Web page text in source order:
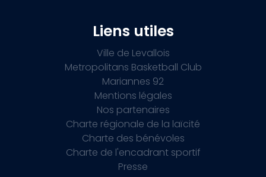
Liens utiles
Ville de Levallois
Metropolitans Basketball Club
Mariannes 92
Mentions légales
Nos partenaires
Charte régionale de la laïcité
Charte des bénévoles
Charte de l'encadrant sportif
Presse